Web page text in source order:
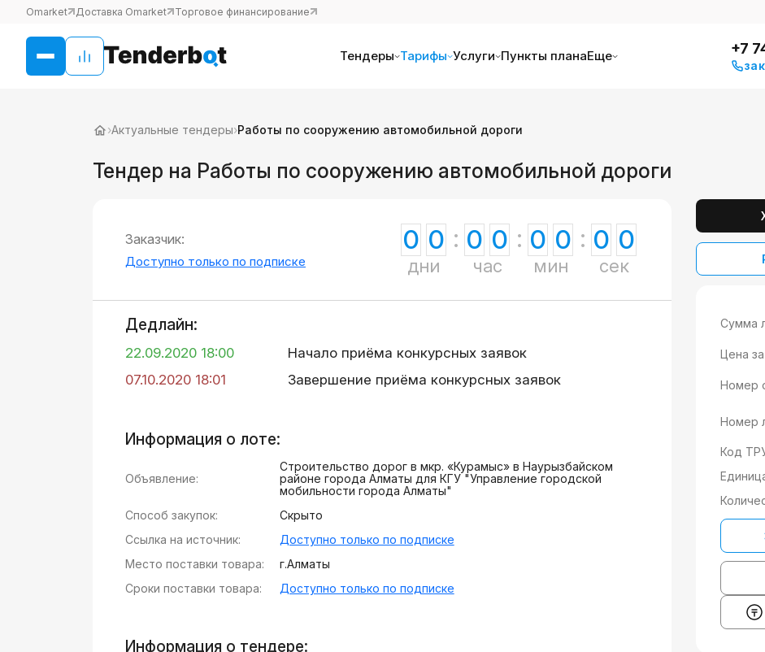
Omarket Доставка Omarket Торговое финансирование
Тендеры Тарифы Услуги Пункты планаЕще +7
›Актуальные тендеры›Работы по сооружению автомобильной дороги
Тендер на Работы по сооружению автомобильной дороги
Заказчик:
Доступно только по подписке
0 0
дни
0 0
час
0 0
мин
0 0
сек
Дедлайн:
22.09.2020 18:00
Начало приёма конкурсных заявок
07.10.2020 18:01
Завершение приёма конкурсных заявок
Информация о лоте:
Объявление:
Строительство дорог в мкр. «Курамыс» в Наурызбайском
районе города Алматы для КГУ "Управление городской
мобильности города Алматы"
Способ закупок:
Скрыто
Ссылка на источник:
Доступно только по подписке
Место поставки товара:
г.Алматы
Сроки поставки товара:
Доступно только по подписке
Информация о тендере:
Сумма
Цена
Номер
Номер
Код